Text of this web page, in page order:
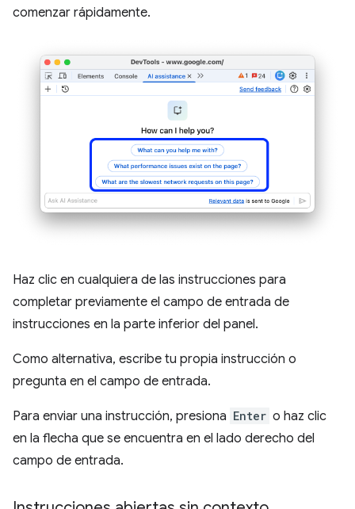
comenzar rápidamente.
Haz clic en cualquiera de las instrucciones para
completar previamente el campo de entrada de
instrucciones en la parte inferior del panel.
Como alternativa, escribe tu propia instrucción o
pregunta en el campo de entrada.
Para enviar una instrucción, presiona Enter o haz clic
en la flecha que se encuentra en el lado derecho del
campo de entrada.